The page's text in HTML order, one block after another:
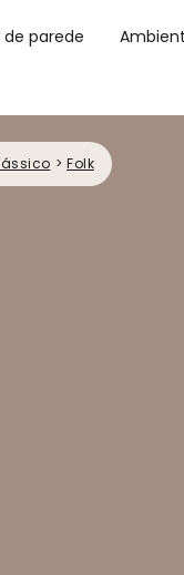
de parede
> Folk